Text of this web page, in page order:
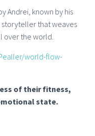
Andrei, known by his
storyteller that weaves
over the world.
world-flow-
of their fitness,
state.